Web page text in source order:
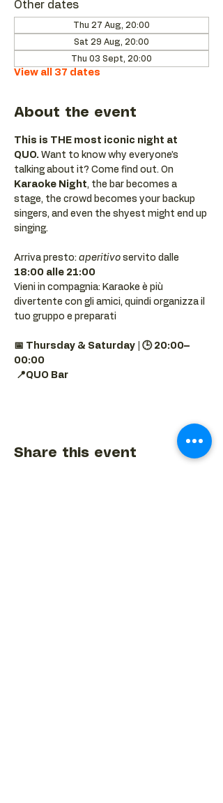
Other dates
Thu 27 Aug, 20:00
Sat 29 Aug, 20:00
Thu 03 Sept, 20:00
View all 37 dates
About the event
This is THE most iconic night at
QUO. Want to know why everyone’s
talking about it? Come find out. On
Karaoke Night, the bar becomes a
stage, the crowd becomes your backup
singers, and even the shyest might end up
singing.
Arriva presto: aperitivo servito dalle
18:00 alle 21:00
Vieni in compagnia: Karaoke è più
divertente con gli amici, quindi organizza il
tuo gruppo e preparati
📅 Thursday & Saturday | 🕒 20:00–
00:00
📍QUO Bar
Share this event